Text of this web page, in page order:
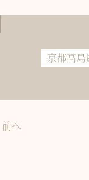
京都高
前へ